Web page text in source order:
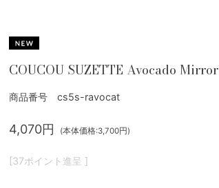
COUCOU SUZETTE Avocado Mirror
商品番号 cs5s-ravocat
4,070円 (本体価格:3,700円)
[37ポイント進呈 ]